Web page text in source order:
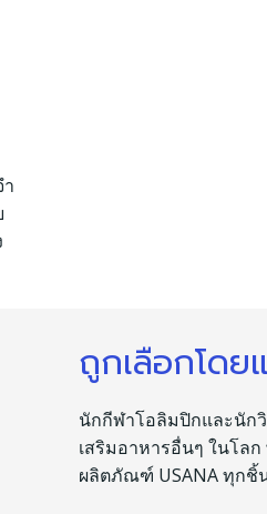
ถูกเลือกโดย
นักกีฬาโอลิมปิกและนัก
เสริมอาหารอื่นๆ ในโล
ผลิตภัณฑ์ USANA ทุกชิ้